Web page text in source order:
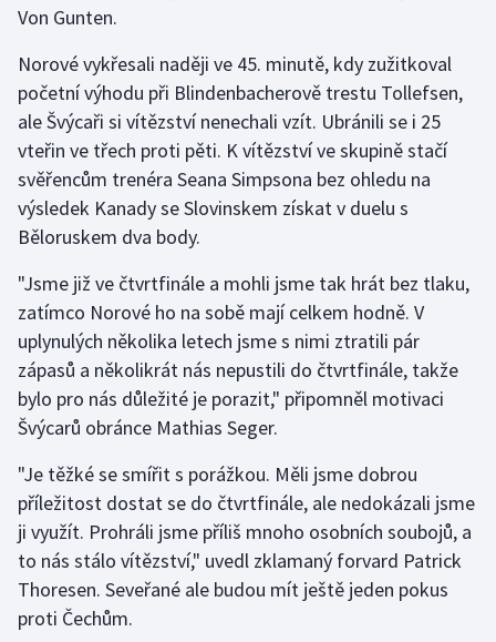
Lyže a snowboard
Moderní pětiboj
Motorsport
Olympijské hry
Parasport
Plavání
Plážový volejbal
Ragby
Rychlobruslení
Rychlostní kanoistika
Short track
Sportovní střelba
Von Gunten.
Norové vykřesali naději ve 45. minutě, kdy zužitkoval
početní výhodu při Blindenbacherově trestu Tollefsen,
ale Švýcaři si vítězství nenechali vzít. Ubránili se i 25
vteřin ve třech proti pěti. K vítězství ve skupině stačí
svěřencům trenéra Seana Simpsona bez ohledu na
výsledek Kanady se Slovinskem získat v duelu s
Běloruskem dva body.
"Jsme již ve čtvrtfinále a mohli jsme tak hrát bez tlaku,
zatímco Norové ho na sobě mají celkem hodně. V
uplynulých několika letech jsme s nimi ztratili pár
zápasů a několikrát nás nepustili do čtvrtfinále, takže
bylo pro nás důležité je porazit," připomněl motivaci
Švýcarů obránce Mathias Seger.
"Je těžké se smířit s porážkou. Měli jsme dobrou
příležitost dostat se do čtvrtfinále, ale nedokázali jsme
ji využít. Prohráli jsme příliš mnoho osobních soubojů, a
to nás stálo vítězství," uvedl zklamaný forvard Patrick
Thoresen. Seveřané ale budou mít ještě jeden pokus
proti Čechům.